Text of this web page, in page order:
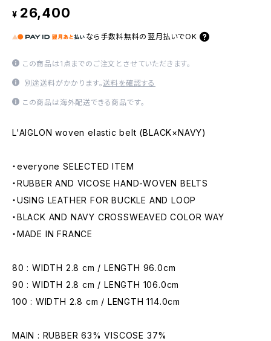
¥ 26,400
なら 手数料無料の 翌月払いでOK
この商品は1点までのご注文とさせていただきます。
別途送料がかかります。送料を確認する
この商品は海外配送できる商品です。
L'AIGLON woven elastic belt (BLACK×NAVY)
・everyone SELECTED ITEM
・RUBBER AND VICOSE HAND-WOVEN BELTS
・USING LEATHER FOR BUCKLE AND LOOP
・BLACK AND NAVY CROSSWEAVED COLOR WAY
・MADE IN FRANCE
80 : WIDTH 2.8 cm / LENGTH 96.0cm
90 : WIDTH 2.8 cm / LENGTH 106.0cm
100 : WIDTH 2.8 cm / LENGTH 114.0cm
MAIN : RUBBER 63% VISCOSE 37%